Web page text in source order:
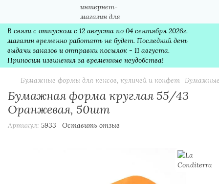
В связи с отпуском с 12 августа по 04 сентября 2026г.
магазин временно работать не будет. Последний день
выдачи заказов и отправки посылок - 11 августа.
Приносим извинения за временные неудобства!
Бумажные формы для кексов, куличей и конфет
Бумажная форма круглая 55/43
Оранжевая, 50шт
Артикул: 5933 Оставить отзыв